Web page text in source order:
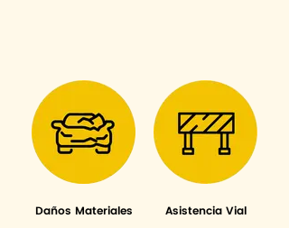
Daños Materiales Asistencia Vial